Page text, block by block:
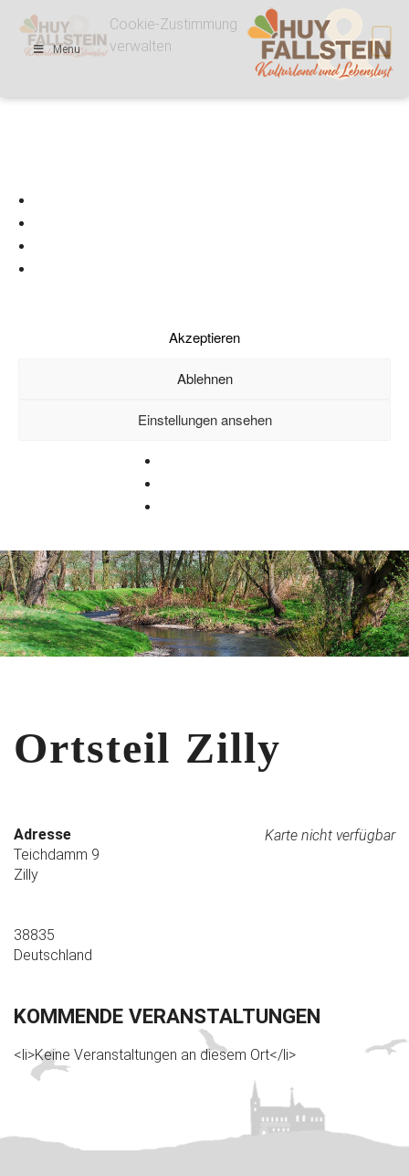
Cookie-Zustimmung
verwalten
Cookies, um Geräteinformationen zu speichern und/oder darauf zuzugreifen.
Akzeptieren
Ablehnen
Einstellungen ansehen
Menu
Ilsefluss
Ortsteil Zilly
Karte nicht verfügbar
Adresse
Teichdamm 9
Zilly
38835
Deutschland
KOMMENDE VERANSTALTUNGEN
<li>Keine Veranstaltungen an diesem Ort</li>